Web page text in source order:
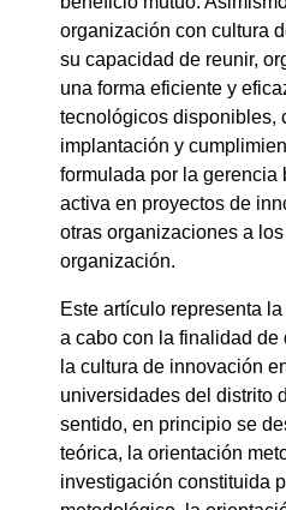
organización con cultura
su capacidad de reunir,
una forma eficiente y
tecnológicos disponibles,
implantación y
formulada por la
activa en proyectos de
otras organizaciones a
organización.
Este artículo representa
a cabo con la finalidad
la cultura de innovación
universidades del distrito
sentido, en principio se
teórica, la orientación
investigación constituida